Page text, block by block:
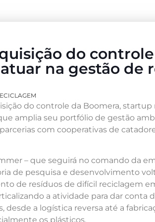
do
na gestão de
do controle da Boomera, startup
amplia seu portfólio de gestão
com cooperativas de
– que seguirá no comando da
de pesquisa e desenvolvimento
de resíduos de difícil reciclagem
a atividade para dar conta
desde a logística reversa até a
os plásticos.